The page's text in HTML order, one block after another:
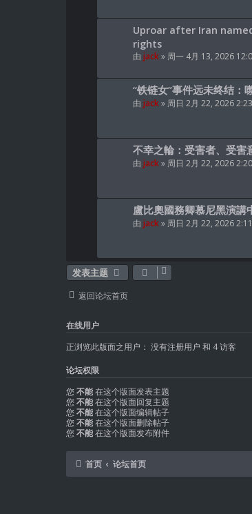
Uproar after Iran
rights
由 jack» 周一 4月 13, 2026
“铁链女”事件远未终结：
由 jack» 周日 2月 22, 2026
不幸之輪：受害者、受害
由 jack» 周日 2月 22, 2026
盧比奧國務卿慕尼黑演講
由 jack» 周日 2月 22, 2026
发表主题
返回论坛首页
在线用户
正浏览此版面之用户： 没有注册用户 和 4 访客
论坛权限
您不能在这个版面发表主题
您不能在这个版面回复主题
您不能在这个版面编辑帖子
您不能在这个版面删除帖子
您不能在这个版面发布附件
首页 论坛首页